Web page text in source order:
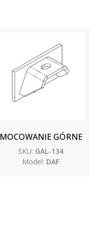
MOCOWANIE GÓRNE
SKU: GAL-134
Model: DAF